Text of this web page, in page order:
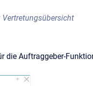
die Auftraggeber-